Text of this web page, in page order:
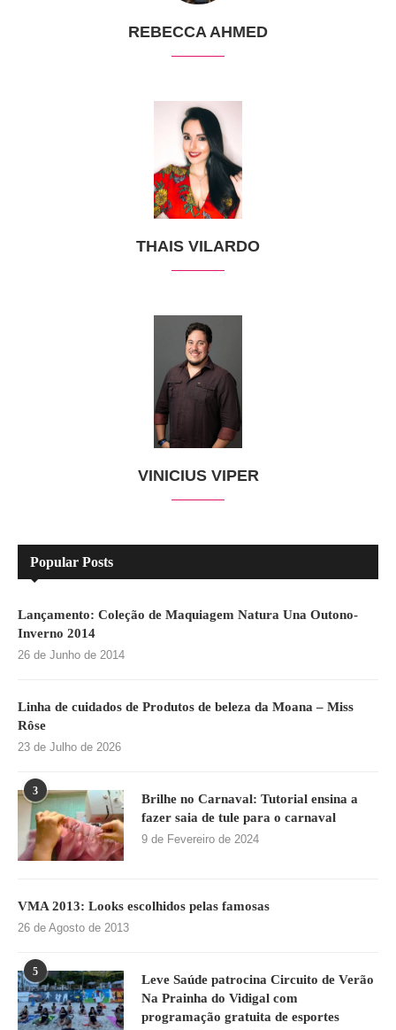
REBECCA AHMED
THAIS VILARDO
VINICIUS VIPER
Popular Posts
Lançamento: Coleção de Maquiagem Natura Una Outono-
Inverno 2014
26 de Junho de 2014
Linha de cuidados de Produtos de beleza da Moana – Miss
Rôse
23 de Julho de 2026
3
Brilhe no Carnaval: Tutorial ensina a
fazer saia de tule para o carnaval
9 de Fevereiro de 2024
VMA 2013: Looks escolhidos pelas famosas
26 de Agosto de 2013
5
Leve Saúde patrocina Circuito de Verão
Na Prainha do Vidigal com
programação gratuita de esportes